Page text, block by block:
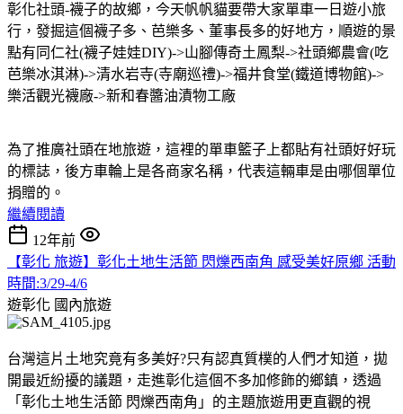
彰化社頭-襪子的故鄉，今天帆帆貓要帶大家單車一日遊小旅
行，發掘這個襪子多、芭樂多、董事長多的好地方，順遊的景
點有同仁社(襪子娃娃DIY)->山腳傳奇土鳳梨->社頭鄉農會(吃
芭樂冰淇淋)->清水岩寺(寺廟巡禮)->福井食堂(鐵道博物館)->
樂活觀光襪廠->新和春醬油漬物工廠
為了推廣社頭在地旅遊，這裡的單車籃子上都貼有社頭好好玩
的標誌，後方車輪上是各商家名稱，代表這輛車是由哪個單位
捐贈的。
繼續閱讀
12年前
【彰化 旅遊】彰化土地生活節 閃爍西南角 感受美好原鄉 活動
時間:3/29-4/6
遊彰化 國內旅遊
台灣這片土地究竟有多美好?只有認真質樸的人們才知道，拋
開最近紛擾的議題，走進彰化這個不多加修飾的鄉鎮，透過
「彰化土地生活節 閃爍西南角」的主題旅遊用更直觀的視